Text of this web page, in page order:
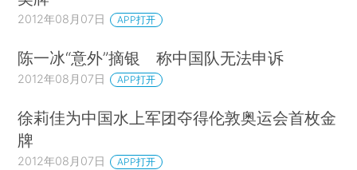
2012年08月07日 APP打开
陈一冰“意外”摘银 称中国队无法申诉
2012年08月07日 APP打开
徐莉佳为中国水上军团夺得伦敦奥运会首枚金
牌
2012年08月07日 APP打开